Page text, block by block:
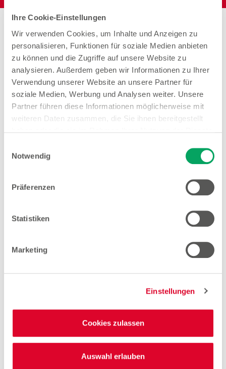
Ihre Cookie-Einstellungen
Wir verwenden Cookies, um Inhalte und Anzeigen zu
personalisieren, Funktionen für soziale Medien anbieten
zu können und die Zugriffe auf unsere Website zu
analysieren. Außerdem geben wir Informationen zu Ihrer
Verwendung unserer Website an unsere Partner für
soziale Medien, Werbung und Analysen weiter. Unsere
Partner führen diese Informationen möglicherweise mit
weiteren Daten zusammen, die Sie ihnen bereitgestellt
Einstellungen zu den Cookies finden Sie
Notwendig
Präferenzen
Statistiken
Marketing
Einstellungen
Cookies zulassen
Auswahl erlauben
Stores in der Nähe von
Woolworth – Haltern am See
Woolworth – Dülmen
Halterner Straße 10
11.32 km
Öffnungszeiten
Offene Stellen
Mehr Informationen